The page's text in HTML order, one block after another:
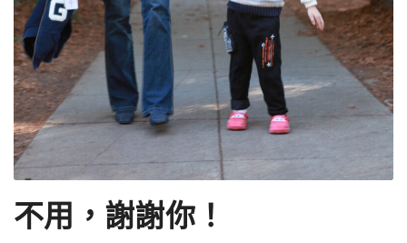
不用，謝謝你！